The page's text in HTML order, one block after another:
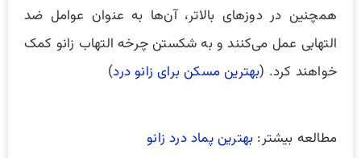
همچنین در دوزهای بالاتر، آن‌ها به عنوان عوامل ضد
التهابی عمل می‌کنند و به شکستن چرخه التهاب زانو کمک
خواهند کرد. (بهترین مسکن برای زانو درد)
مطالعه بیشتر: بهترین پماد درد زانو